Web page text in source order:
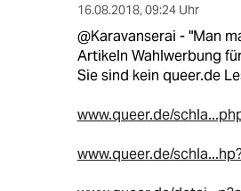
16.08.2018, 09:24 Uhr
@Karavanserai - "Man
Artikeln Wahlwerbung
Sie sind kein queer.de
www.queer.de/
www.queer.de/